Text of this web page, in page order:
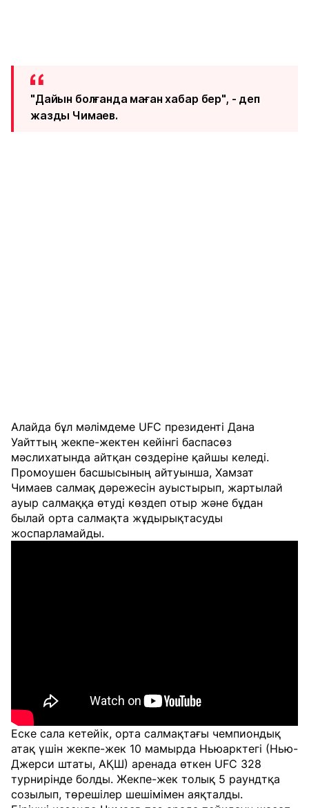
"Дайын болғанда маған хабар бер", - деп
жазды Чимаев.
Алайда бұл мәлімдеме UFC президенті Дана
Уайттың жекпе-жектен кейінгі баспасөз
мәслихатында айтқан сөздеріне қайшы келеді.
Промоушен басшысының айтуынша, Хамзат
Чимаев салмақ дәрежесін ауыстырып, жартылай
ауыр салмаққа өтуді көздеп отыр және бұдан
былай орта салмақта жұдырықтасуды
жоспарламайды.
Еске сала кетейік, орта салмақтағы чемпиондық
атақ үшін жекпе-жек 10 мамырда Ньюарктегі (Нью-
Джерси штаты, АҚШ) аренада өткен UFC 328
турнирінде болды. Жекпе-жек толық 5 раундтқа
созылып, төрешілер шешімімен аяқталды.